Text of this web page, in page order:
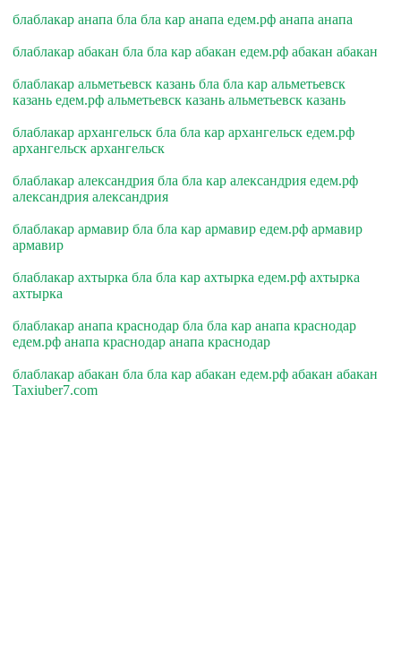
блаблакар анапа бла бла кар анапа едем.рф анапа анапа
блаблакар абакан бла бла кар абакан едем.рф абакан абакан
блаблакар альметьевск казань бла бла кар альметьевск
казань едем.рф альметьевск казань альметьевск казань
блаблакар архангельск бла бла кар архангельск едем.рф
архангельск архангельск
блаблакар александрия бла бла кар александрия едем.рф
александрия александрия
блаблакар армавир бла бла кар армавир едем.рф армавир
армавир
блаблакар ахтырка бла бла кар ахтырка едем.рф ахтырка
ахтырка
блаблакар анапа краснодар бла бла кар анапа краснодар
едем.рф анапа краснодар анапа краснодар
блаблакар абакан бла бла кар абакан едем.рф абакан абакан
Taxiuber7.com